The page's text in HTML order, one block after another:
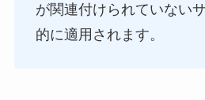
が関連付けられていない
的に適用されます。